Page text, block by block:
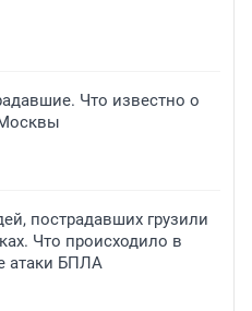
Что известно о
пострадавших грузили
Что происходило в
атаки БПЛА